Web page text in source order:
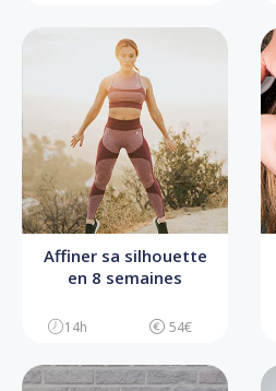
Affiner sa silhouette
en 8 semaines
14h 54€